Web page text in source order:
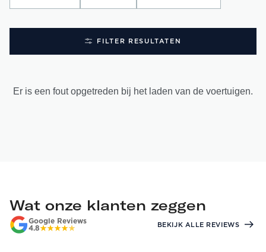
FILTER RESULTATEN
Er is een fout opgetreden bij het laden van de voertuigen.
Wat onze klanten zeggen
Google Reviews
4.8
BEKIJK ALLE REVIEWS